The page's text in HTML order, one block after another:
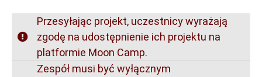
Przesyłając projekt, uczestnicy wyrażają
zgodę na udostępnienie ich projektu na
platformie Moon Camp.
Zespół musi być wyłącznym